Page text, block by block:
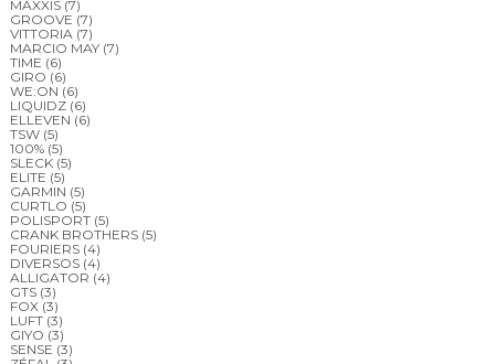
MAXXIS (7)
GROOVE (7)
VITTORIA (7)
MARCIO MAY (7)
TIME (6)
GIRO (6)
WE:ON (6)
LIQUIDZ (6)
ELLEVEN (6)
TSW (5)
100% (5)
SLECK (5)
ELITE (5)
GARMIN (5)
CURTLO (5)
POLISPORT (5)
CRANK BROTHERS (5)
FOURIERS (4)
DIVERSOS (4)
ALLIGATOR (4)
GTS (3)
FOX (3)
LUFT (3)
GIYO (3)
SENSE (3)